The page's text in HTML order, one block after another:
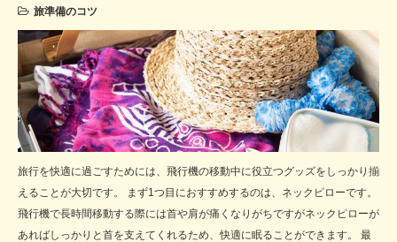
旅準備のコツ
旅行を快適に過ごすためには、飛行機の移動中に役立つグッズをしっかり揃
えることが大切です。 まず1つ目におすすめするのは、ネックピローです。
飛行機で長時間移動する際には首や肩が痛くなりがちですがネックピローが
あればしっかりと首を支えてくれるため、快適に眠ることができます。 最